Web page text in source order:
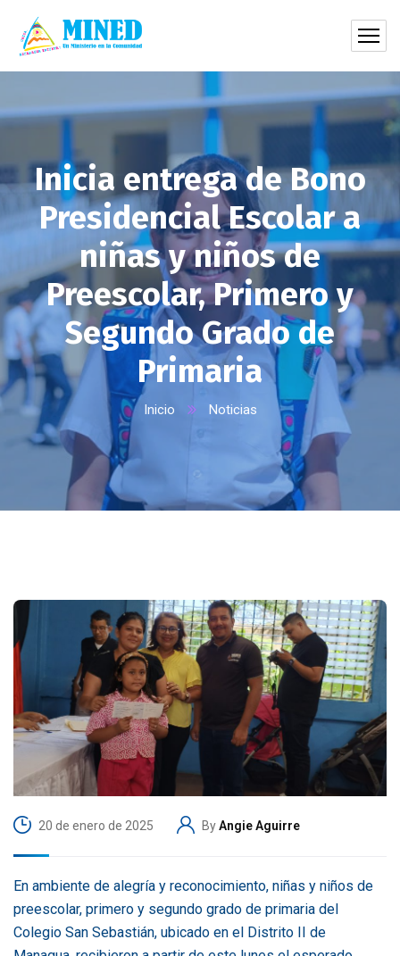
Inicia entrega de Bono
Presidencial Escolar a
niñas y niños de
Preescolar, Primero y
Segundo Grado de
Primaria
Inicio Noticias
20 de enero de 2025 ByAngie Aguirre
En ambiente de alegría y reconocimiento, niñas y niños de
preescolar, primero y segundo grado de primaria del
Colegio San Sebastián, ubicado en el Distrito II de